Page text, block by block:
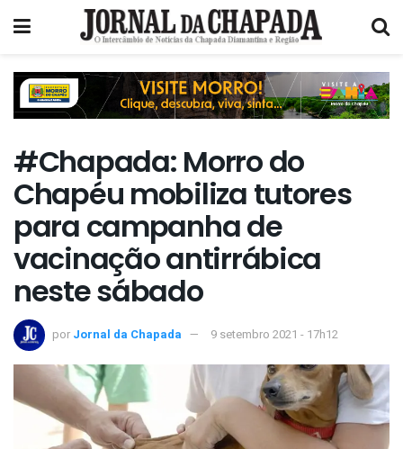
#Chapada: Morro do
Chapéu mobiliza tutores
para campanha de
vacinação antirrábica
neste sábado
por Jornal da Chapada 9 setembro 2021 - 17h12